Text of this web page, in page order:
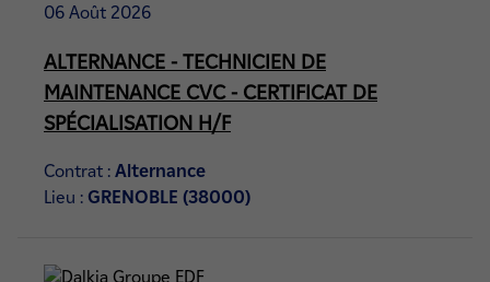
06 Août 2026
ALTERNANCE - TECHNICIEN DE
MAINTENANCE CVC - CERTIFICAT DE
SPÉCIALISATION H/F
Contrat : Alternance
Lieu : GRENOBLE (38000)